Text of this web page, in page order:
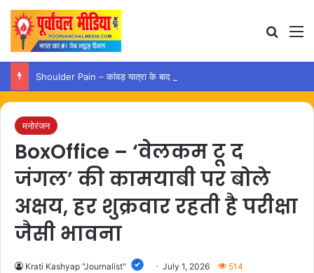
मनोरंजन
BoxOffice – ‘वेलकम टू द
जंगल’ की कामयाबी पर बोले
अक्षय, हर शुक्रवार रहती है परीक्षा
जैसी भावना
Krati Kashyap "Journalist" July 1, 2026 514